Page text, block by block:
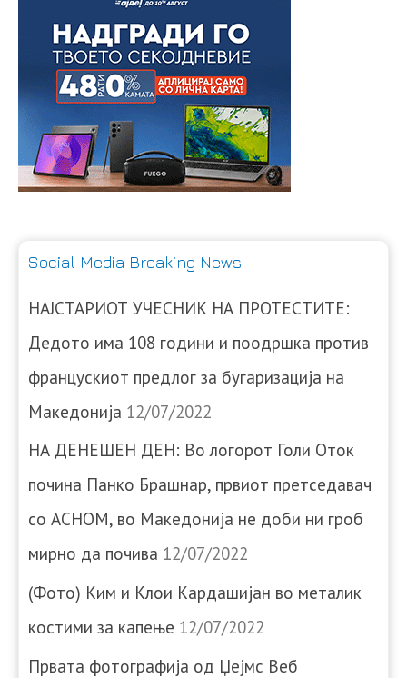
Social Media Breaking News
НАЈСТАРИОТ УЧЕСНИК НА ПРОТЕСТИТЕ:
Дедото има 108 години и поодршка против
францускиот предлог за бугаризација на
Македонија 12/07/2022
НА ДЕНЕШЕН ДЕН: Во логорот Голи Оток
почина Панко Брашнар, првиот претседавач
со АСНОМ, во Македонија не доби ни гроб
мирно да почива 12/07/2022
(Фото) Ким и Клои Кардашијан во металик
костими за капење 12/07/2022
Првата фотографија од Џејмс Веб